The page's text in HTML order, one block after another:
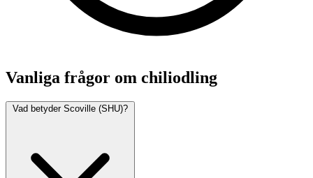
Vanliga frågor om chiliodling
Vad betyder Scoville (SHU)?